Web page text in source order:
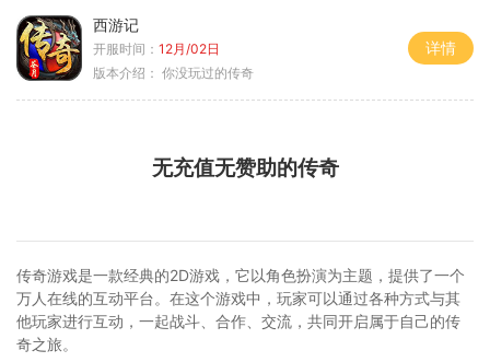
西游记
开服时间： 12月/02日
版本介绍： 你没玩过的传奇
详情
无充值无赞助的传奇
传奇游戏是一款经典的2D游戏，它以角色扮演为主题，提供了一个
万人在线的互动平台。在这个游戏中，玩家可以通过各种方式与其
他玩家进行互动，一起战斗、合作、交流，共同开启属于自己的传
奇之旅。